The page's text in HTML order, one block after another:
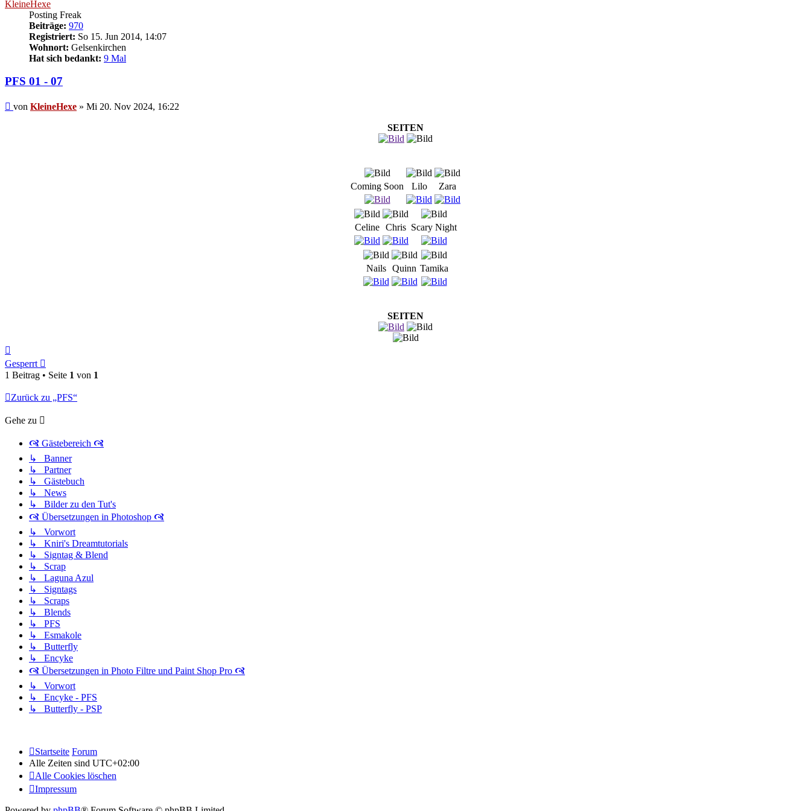
KleineHexe
Posting Freak
Beiträge: 970
Registriert: So 15. Jun 2014, 14:07
Wohnort: Gelsenkirchen
Hat sich bedankt: 9 Mal
PFS 01 - 07
Beitrag
von KleineHexe » Mi 20. Nov 2024, 16:22
SEITEN
Coming Soon Lilo Zara
Celine Chris Scary Night
Nails Quinn Tamika
SEITEN
oben
Gesperrt
1 Beitrag • Seite 1 von 1
Zurück zu „PFS“
Gehe zu
🙧 Gästebereich 🙧
↳ Banner
↳ Partner
↳ Gästebuch
↳ News
↳ Bilder zu den Tut's
🙧 Übersetzungen in Photoshop 🙧
↳ Vorwort
↳ Kniri's Dreamtutorials
↳ Signtag & Blend
↳ Scrap
↳ Laguna Azul
↳ Signtags
↳ Scraps
↳ Blends
↳ PFS
↳ Esmakole
↳ Butterfly
↳ Encyke
🙧 Übersetzungen in Photo Filtre und Paint Shop Pro 🙧
↳ Vorwort
↳ Encyke - PFS
↳ Butterfly - PSP
Startseite Forum
Alle Zeiten sind UTC+02:00
Alle Cookies löschen
Impressum